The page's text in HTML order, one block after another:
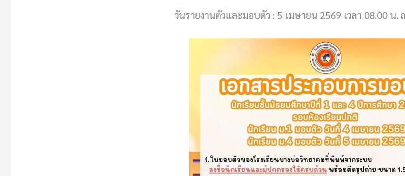
วันรายงานตัวและมอบตัว : 5 เมษายน 2569 เวลา 08.00 น.